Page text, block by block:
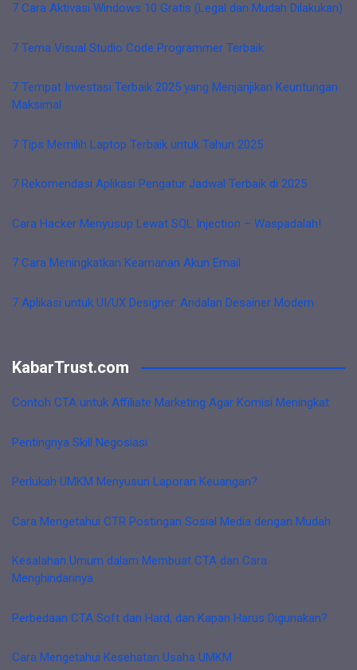
7 Cara Aktivasi Windows 10 Gratis (Legal dan Mudah Dilakukan)
7 Tema Visual Studio Code Programmer Terbaik
7 Tempat Investasi Terbaik 2025 yang Menjanjikan Keuntungan
Maksimal
7 Tips Memilih Laptop Terbaik untuk Tahun 2025
7 Rekomendasi Aplikasi Pengatur Jadwal Terbaik di 2025
Cara Hacker Menyusup Lewat SQL Injection – Waspadalah!
7 Cara Meningkatkan Keamanan Akun Email
7 Aplikasi untuk UI/UX Designer: Andalan Desainer Modern
KabarTrust.com
Contoh CTA untuk Affiliate Marketing Agar Komisi Meningkat
Pentingnya Skill Negosiasi
Perlukah UMKM Menyusun Laporan Keuangan?
Cara Mengetahui CTR Postingan Sosial Media dengan Mudah
Kesalahan Umum dalam Membuat CTA dan Cara
Menghindarinya
Perbedaan CTA Soft dan Hard, dan Kapan Harus Digunakan?
Cara Mengetahui Kesehatan Usaha UMKM